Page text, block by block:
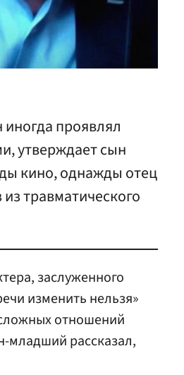
проявлял
утверждает сын
кино, однажды отец
травматического
заслуженного
изменить нельзя»
отношений
младший рассказал,